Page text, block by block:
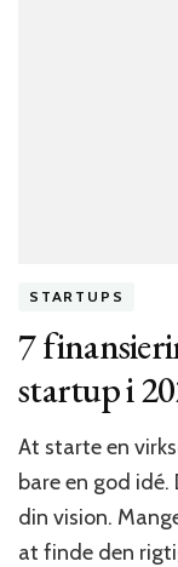
STARTUPS
7
startup i
At starte en
bare en god
din vision.
at finde den